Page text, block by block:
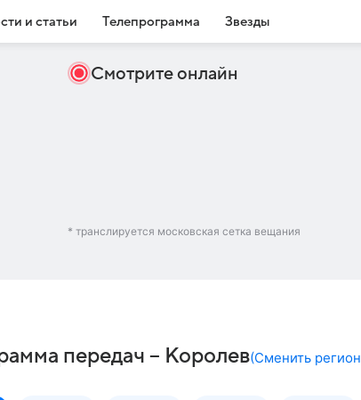
и статьи Телепрограмма Звезды
Смотрите онлайн
* транслируется московская сетка вещания
передач – Королев(Сменить регион